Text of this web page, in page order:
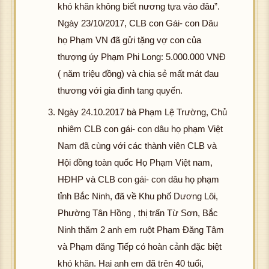
khó khăn không biết nương tựa vào đâu”.
Ngày 23/10/2017, CLB con Gái- con Dâu
họ Phạm VN đã gửi tặng vợ con của
thượng úy Phạm Phi Long: 5.000.000 VNĐ
( năm triệu đồng) và chia sẻ mất mát đau
thương với gia đình tang quyến.
Ngày 24.10.2017 bà Phạm Lệ Trường, Chủ
nhiêm CLB con gái- con dâu họ phạm Việt
Nam đã cùng với các thành viên CLB và
Hội đồng toàn quốc Họ Phạm Việt nam,
HĐHP và CLB con gái- con dâu họ phạm
tỉnh Bắc Ninh, đã về Khu phố Dương Lôi,
Phường Tân Hồng , thị trấn Từ Sơn, Bắc
Ninh thăm 2 anh em ruột Phạm Đăng Tâm
và Phạm đăng Tiếp có hoàn cảnh đặc biệt
khó khăn. Hai anh em đã trên 40 tuổi,